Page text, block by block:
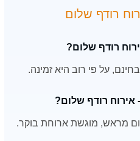
רודף שלום
רודף שלום?
על פי רוב היא זמינה.
רודף שלום?
מראש, מוגשת ארוחת בוקר.